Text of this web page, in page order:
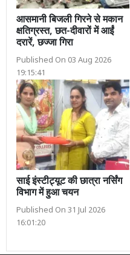
आसमानी बिजली गिरने से मकान
क्षतिग्रस्त, छत-दीवारों में आईं
दरारें, छज्जा गिरा
Published On 03 Aug 2026
19:15:41
साई इंस्टीट्यूट की छात्रा नर्सिंग
विभाग में हुआ चयन
Published On 31 Jul 2026
16:01:20